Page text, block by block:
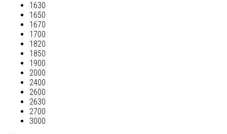
1630
1650
1670
1700
1820
1850
1900
2000
2400
2600
2630
2700
3000